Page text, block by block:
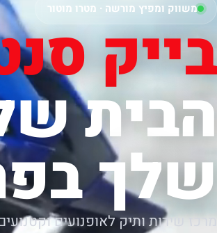
משווק ומפיץ מורשה · מטרו מוטור
בייק
הבית
שלך
מרכז שירות ותיק לאופנועים